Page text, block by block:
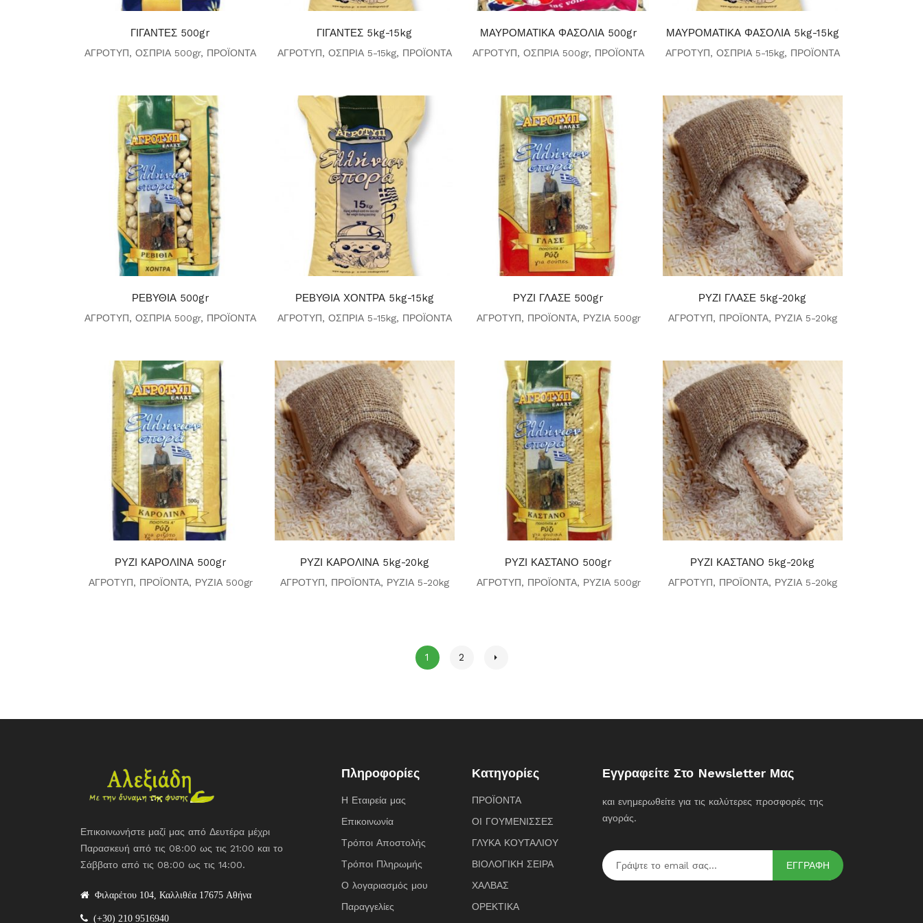
ΓΙΓΑΝΤΕΣ 500gr
ΑΓΡΟΤΥΠ,ΟΣΠΡΙΑ 500gr, ΠΡΟΪΟΝΤΑ
ΓΙΓΑΝΤΕΣ 5kg-15kg
ΑΓΡΟΤΥΠ, ΟΣΠΡΙΑ 5-15kg, ΠΡΟΪΟΝΤΑ
ΜΑΥΡΟΜΑΤΙΚΑ ΦΑΣΟΛΙΑ 500gr
ΑΓΡΟΤΥΠ,ΟΣΠΡΙΑ 500gr, ΠΡΟΪΟΝΤΑ
ΜΑΥΡΟΜΑΤΙΚΑ ΦΑΣΟΛΙΑ 5kg-15kg
ΑΓΡΟΤΥΠ, ΟΣΠΡΙΑ 5-15kg, ΠΡΟΪΟΝΤΑ
ΡΕΒΥΘΙΑ 500gr
ΑΓΡΟΤΥΠ,ΟΣΠΡΙΑ 500gr, ΠΡΟΪΟΝΤΑ
ΡΕΒΥΘΙΑ ΧΟΝΤΡΑ 5kg-15kg
ΑΓΡΟΤΥΠ, ΟΣΠΡΙΑ 5-15kg, ΠΡΟΪΟΝΤΑ
ΡΥΖΙ ΓΛΑΣΕ 500gr
ΑΓΡΟΤΥΠ, ΠΡΟΪΟΝΤΑ, ΡΥΖΙΑ 500gr
ΡΥΖΙ ΓΛΑΣΕ 5kg-20kg
ΑΓΡΟΤΥΠ, ΠΡΟΪΟΝΤΑ, ΡΥΖΙΑ 5-20kg
ΡΥΖΙ ΚΑΡΟΛΙΝΑ 500gr
ΑΓΡΟΤΥΠ, ΠΡΟΪΟΝΤΑ, ΡΥΖΙΑ 500gr
ΡΥΖΙ ΚΑΡΟΛΙΝΑ 5kg-20kg
ΑΓΡΟΤΥΠ, ΠΡΟΪΟΝΤΑ, ΡΥΖΙΑ 5-20kg
ΡΥΖΙ ΚΑΣΤΑΝΟ 500gr
ΑΓΡΟΤΥΠ, ΠΡΟΪΟΝΤΑ, ΡΥΖΙΑ 500gr
ΡΥΖΙ ΚΑΣΤΑΝΟ 5kg-20kg
ΑΓΡΟΤΥΠ, ΠΡΟΪΟΝΤΑ, ΡΥΖΙΑ 5-20kg
1 2
Επικοινωνήστε μαζί μας από Δευτέρα μέχρι
Παρασκευή από τις 08:00 ως τις 21:00 και το
Σάββατο από τις 08:00 ως τις 14:00.
Φιλαρέτου 104, Καλλιθέα 17675 Αθήνα
(+30) 210 9516940
Πληροφορίες
Η Εταιρεία μας
Επικοινωνία
Τρόποι Αποστολής
Τρόποι Πληρωμής
Ο λογαριασμός μου
Παραγγελίες
Κατηγορίες
ΠΡΟΪΟΝΤΑ
ΟΙ ΓΟΥΜΕΝΙΣΣΕΣ
ΓΛΥΚΑ ΚΟΥΤΑΛΙΟΥ
ΒΙΟΛΟΓΙΚΗ ΣΕΙΡΑ
ΧΑΛΒΑΣ
ΟΡΕΚΤΙΚΑ
Εγγραφείτε Στο Newsletter Μας
και ενημερωθείτε για τις καλύτερες προσφορές της
αγοράς.
ΕΓΓΡΑΦΗ